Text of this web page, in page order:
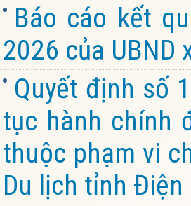
Báo cáo kết
2026 của
Quyết định số
tục hành chính
thuộc phạm vi
Du lịch tỉnh Điện